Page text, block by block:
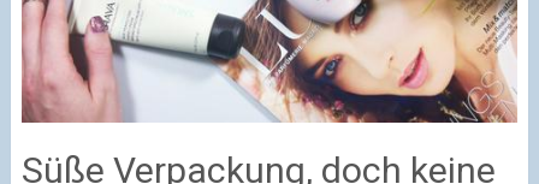
Süße Verpackung, doch keine